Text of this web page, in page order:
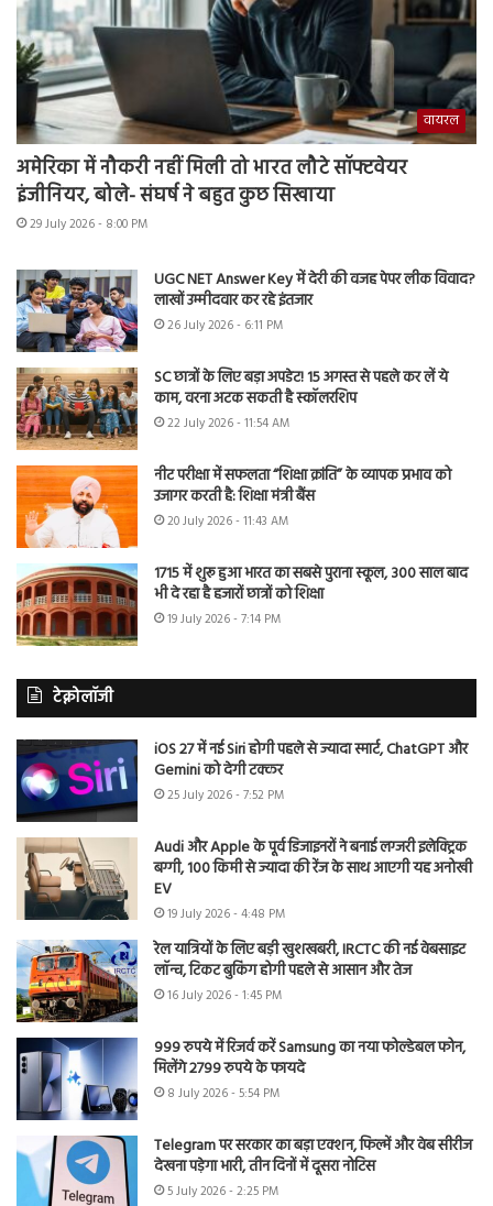
वायरल
अमेरिका में नौकरी नहीं मिली तो भारत लौटे सॉफ्टवेयर
इंजीनियर, बोले- संघर्ष ने बहुत कुछ सिखाया
29 July 2026 - 8:00 PM
UGC NET Answer Key में देरी की वजह पेपर लीक विवाद?
लाखों उम्मीदवार कर रहे इंतजार
26 July 2026 - 6:11 PM
SC छात्रों के लिए बड़ा अपडेट! 15 अगस्त से पहले कर लें ये
काम, वरना अटक सकती है स्कॉलरशिप
22 July 2026 - 11:54 AM
नीट परीक्षा में सफलता “शिक्षा क्रांति” के व्यापक प्रभाव को
उजागर करती है: शिक्षा मंत्री बैंस
20 July 2026 - 11:43 AM
1715 में शुरू हुआ भारत का सबसे पुराना स्कूल, 300 साल बाद
भी दे रहा है हजारों छात्रों को शिक्षा
19 July 2026 - 7:14 PM
टेक्नोलॉजी
iOS 27 में नई Siri होगी पहले से ज्यादा स्मार्ट, ChatGPT और
Gemini को देगी टक्कर
25 July 2026 - 7:52 PM
Audi और Apple के पूर्व डिजाइनरों ने बनाई लग्जरी इलेक्ट्रिक
बग्गी, 100 किमी से ज्यादा की रेंज के साथ आएगी यह अनोखी
EV
19 July 2026 - 4:48 PM
रेल यात्रियों के लिए बड़ी खुशखबरी, IRCTC की नई वेबसाइट
लॉन्च, टिकट बुकिंग होगी पहले से आसान और तेज
16 July 2026 - 1:45 PM
999 रुपये में रिजर्व करें Samsung का नया फोल्डेबल फोन,
मिलेंगे 2799 रुपये के फायदे
8 July 2026 - 5:54 PM
Telegram पर सरकार का बड़ा एक्शन, फिल्में और वेब सीरीज
देखना पड़ेगा भारी, तीन दिनों में दूसरा नोटिस
5 July 2026 - 2:25 PM